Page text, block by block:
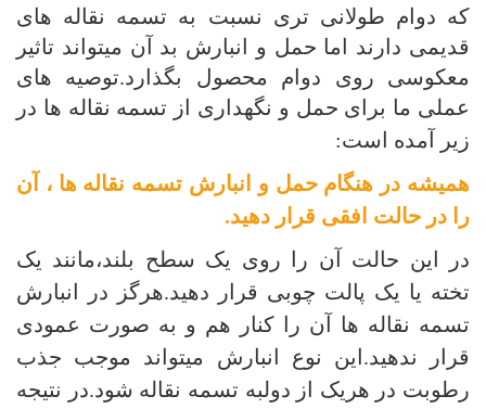
که دوام طولانی تری نسبت به تسمه نقاله های
قدیمی دارند اما حمل و انبارش بد آن میتواند تاثیر
معکوسی روی دوام محصول بگذارد.توصیه های
عملی ما برای حمل و نگهداری از تسمه نقاله ها در
زیر آمده است:
همیشه در هنگام حمل و انبارش تسمه نقاله ها ، آن
را در حالت افقی قرار دهید.
در این حالت آن را روی یک سطح بلند،مانند یک
تخته یا یک پالت چوبی قرار دهید.هرگز در انبارش
تسمه نقاله ها آن را کنار هم و به صورت عمودی
قرار ندهید.این نوع انبارش میتواند موجب جذب
رطوبت در هریک از دولبه تسمه نقاله شود.در نتیجه